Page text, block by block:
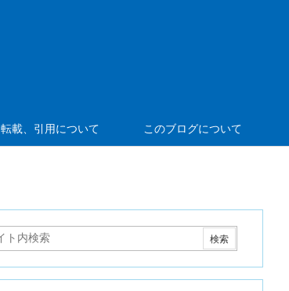
転載、引用について このブログについて